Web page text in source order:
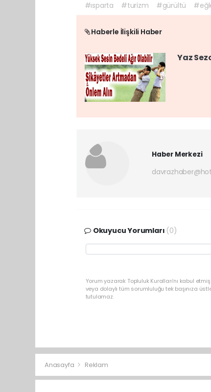
#ısparta #turizm #gürültü
Haberle İlişkili Haber
Yaz
Haber Merkezi
Okuyucu Yorumları (0)
Yorum yazarak Topluluk Kuralları’nı kabul
veya dolaylı tüm sorumluluğu tek başınıza
tutulamaz.
Anasayfa Reklam